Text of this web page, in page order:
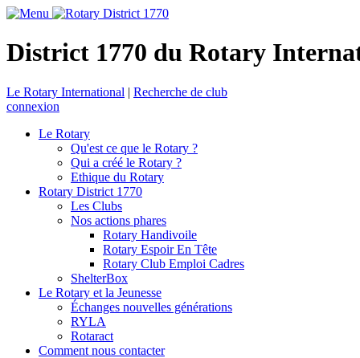
District 1770 du Rotary
Le Rotary International | Recherche de club
connexion
Le Rotary
Qu'est ce que le Rotary ?
Qui a créé le Rotary ?
Ethique du Rotary
Rotary District 1770
Les Clubs
Nos actions phares
Rotary Handivoile
Rotary Espoir En Tête
Rotary Club Emploi Cadres
ShelterBox
Le Rotary et la Jeunesse
Échanges nouvelles générations
RYLA
Rotaract
Comment nous contacter